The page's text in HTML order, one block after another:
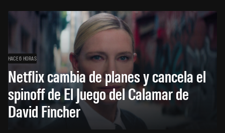
HACE 6 HORAS
Netflix cambia de planes y cancela el
spinoff de El Juego del Calamar de
David Fincher